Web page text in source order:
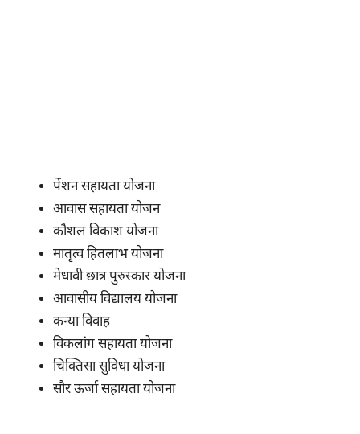
पेंशन सहायता योजना
आवास सहायता योजन
कौशल विकाश योजना
मातृत्व हितलाभ योजना
मेधावी छात्र पुरुस्कार योजना
आवासीय विद्यालय योजना
कन्या विवाह
विकलांग सहायता योजना
चिक्तिसा सुविधा योजना
सौर ऊर्जा सहायता योजना